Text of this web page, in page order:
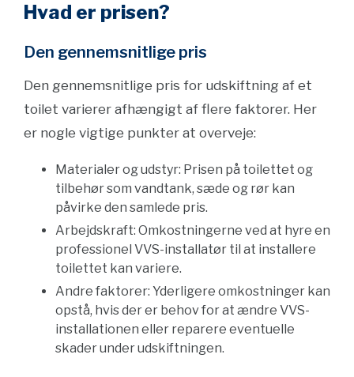
Hvad er prisen?
Den gennemsnitlige pris
Den gennemsnitlige pris for udskiftning af et
toilet varierer afhængigt af flere faktorer. Her
er nogle vigtige punkter at overveje:
Materialer og udstyr: Prisen på toilettet og
tilbehør som vandtank, sæde og rør kan
påvirke den samlede pris.
Arbejdskraft: Omkostningerne ved at hyre en
professionel VVS-installatør til at installere
toilettet kan variere.
Andre faktorer: Yderligere omkostninger kan
opstå, hvis der er behov for at ændre VVS-
installationen eller reparere eventuelle
skader under udskiftningen.